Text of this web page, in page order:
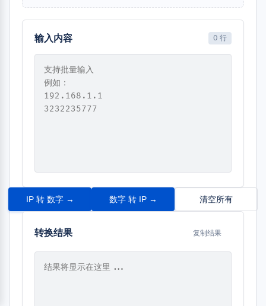
输入内容 0 行
IP 转 数字 → 数字 转 IP → 清空所有
转换结果 复制结果